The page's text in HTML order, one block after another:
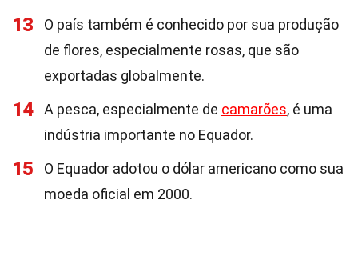
13
O país também é conhecido por sua produção
de flores, especialmente rosas, que são
exportadas globalmente.
14 A pesca, especialmente de camarões, é uma
indústria importante no Equador.
15
O Equador adotou o dólar americano como sua
moeda oficial em 2000.